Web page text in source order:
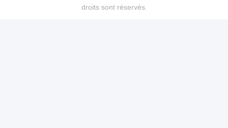
droits sont réservés.